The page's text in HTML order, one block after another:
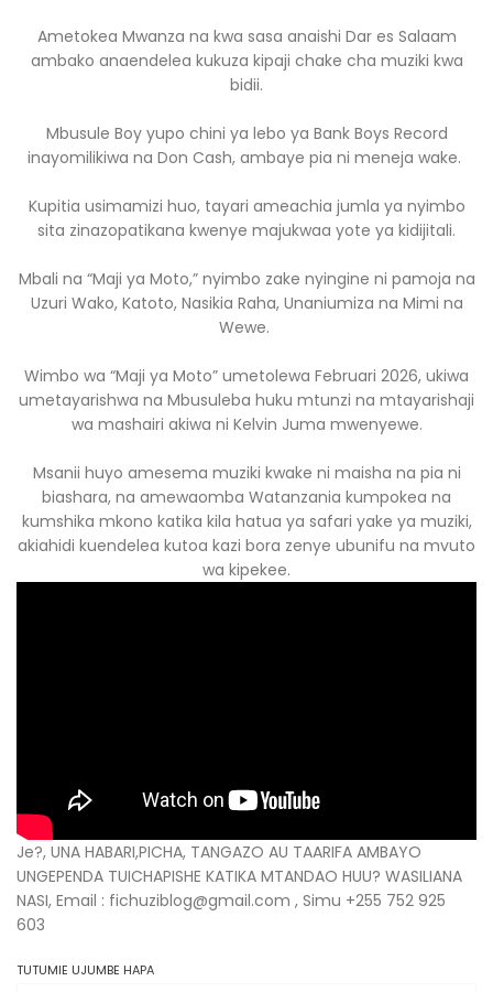
Ametokea Mwanza na kwa sasa anaishi Dar es Salaam
ambako anaendelea kukuza kipaji chake cha muziki kwa
bidii.
Mbusule Boy yupo chini ya lebo ya Bank Boys Record
inayomilikiwa na Don Cash, ambaye pia ni meneja wake.
Kupitia usimamizi huo, tayari ameachia jumla ya nyimbo
sita zinazopatikana kwenye majukwaa yote ya kidijitali.
Mbali na “Maji ya Moto,” nyimbo zake nyingine ni pamoja na
Uzuri Wako, Katoto, Nasikia Raha, Unaniumiza na Mimi na
Wewe.
Wimbo wa “Maji ya Moto” umetolewa Februari 2026, ukiwa
umetayarishwa na Mbusuleba huku mtunzi na mtayarishaji
wa mashairi akiwa ni Kelvin Juma mwenyewe.
Msanii huyo amesema muziki kwake ni maisha na pia ni
biashara, na amewaomba Watanzania kumpokea na
kumshika mkono katika kila hatua ya safari yake ya muziki,
akiahidi kuendelea kutoa kazi bora zenye ubunifu na mvuto
wa kipekee.
Je?, UNA HABARI,PICHA, TANGAZO AU TAARIFA AMBAYO
UNGEPENDA TUICHAPISHE KATIKA MTANDAO HUU? WASILIANA
NASI, Email : fichuziblog@gmail.com , Simu +255 752 925
603
TUTUMIE UJUMBE HAPA